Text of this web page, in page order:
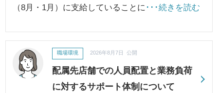
（8月・1月）に支給していることに ･･･続きを読む
配属先店舗での人員配置と業務負荷
に対するサポート体制について
職場環境 2026年8月7日 公開